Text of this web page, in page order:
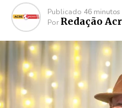
Publicado 46 minutos
Por Redação